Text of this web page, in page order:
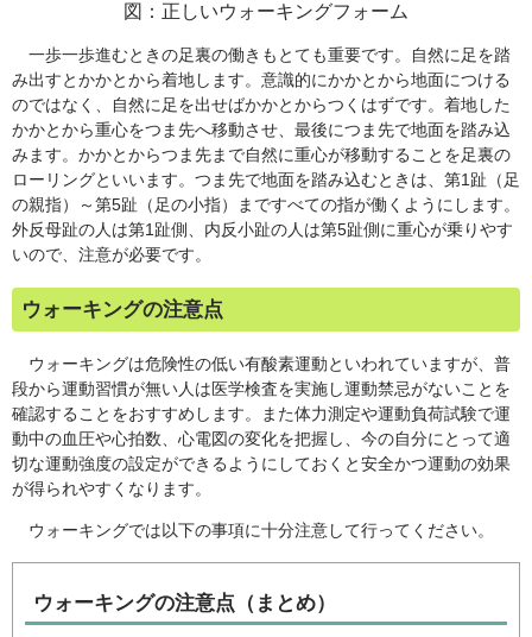
図：正しいウォーキングフォーム
一歩一歩進むときの足裏の働きもとても重要です。自然に足を踏
み出すとかかとから着地します。意識的にかかとから地面につける
のではなく、自然に足を出せばかかとからつくはずです。着地した
かかとから重心をつま先へ移動させ、最後につま先で地面を踏み込
みます。かかとからつま先まで自然に重心が移動することを足裏の
ローリングといいます。つま先で地面を踏み込むときは、第1趾（足
の親指）～第5趾（足の小指）まですべての指が働くようにします。
外反母趾の人は第1趾側、内反小趾の人は第5趾側に重心が乗りやす
いので、注意が必要です。
ウォーキングの注意点
ウォーキングは危険性の低い有酸素運動といわれていますが、普
段から運動習慣が無い人は医学検査を実施し運動禁忌がないことを
確認することをおすすめします。また体力測定や運動負荷試験で運
動中の血圧や心拍数、心電図の変化を把握し、今の自分にとって適
切な運動強度の設定ができるようにしておくと安全かつ運動の効果
が得られやすくなります。
ウォーキングでは以下の事項に十分注意して行ってください。
ウォーキングの注意点（まとめ）